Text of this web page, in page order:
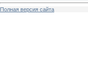
Полная версия сайта